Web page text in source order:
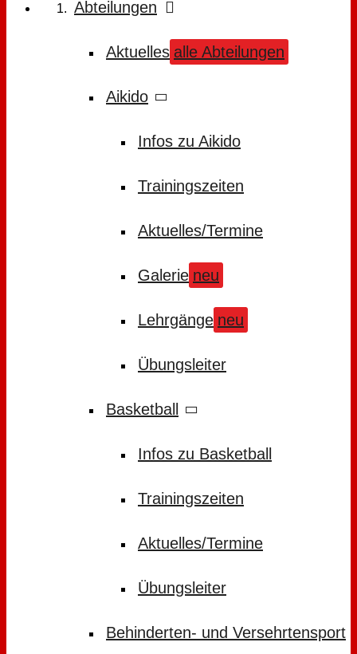
Abteilungen
Aktuelles alle Abteilungen
Aikido
Infos zu Aikido
Trainingszeiten
Aktuelles/Termine
Galerie neu
Lehrgänge neu
Übungsleiter
Basketball
Infos zu Basketball
Trainingszeiten
Aktuelles/Termine
Übungsleiter
Behinderten- und Versehrtensport